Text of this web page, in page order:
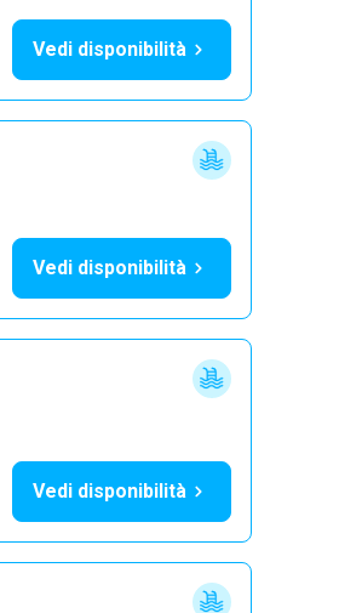
Vedi disponibilità
Vedi disponibilità
Vedi disponibilità